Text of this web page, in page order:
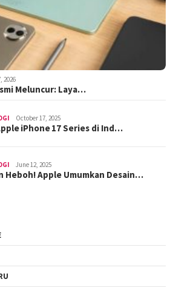
2026
Meluncur: Laya…
October 17, 2025
iPhone 17 Series di Ind…
June 12, 2025
Heboh! Apple Umumkan Desain…